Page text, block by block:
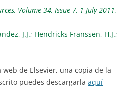
Volume 34, Issue 7, 1 July 2011,
J.J.; Hendricks Franssen, H.J.;
web de Elsevier, una copia de la
puedes descargarla aquí